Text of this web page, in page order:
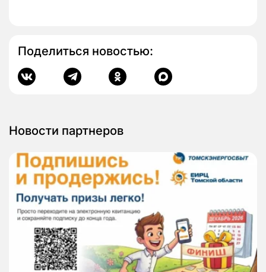
Поделиться новостью:
Новости партнеров